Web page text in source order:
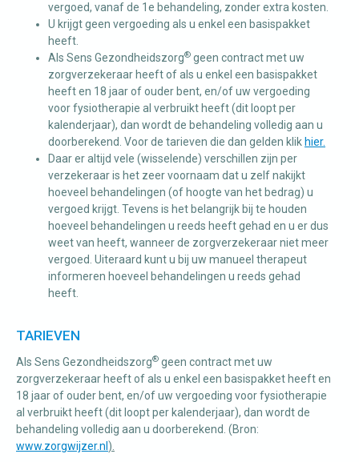
vergoed, vanaf de 1e behandeling, zonder extra kosten.
U krijgt geen vergoeding als u enkel een basispakket
heeft.
Als Sens Gezondheidszorg® geen contract met uw
zorgverzekeraar heeft of als u enkel een basispakket
heeft en 18 jaar of ouder bent, en/of uw vergoeding
voor fysiotherapie al verbruikt heeft (dit loopt per
kalenderjaar), dan wordt de behandeling volledig aan u
doorberekend. Voor de tarieven die dan gelden klik hier.
Daar er altijd vele (wisselende) verschillen zijn per
verzekeraar is het zeer voornaam dat u zelf nakijkt
hoeveel behandelingen (of hoogte van het bedrag) u
vergoed krijgt. Tevens is het belangrijk bij te houden
hoeveel behandelingen u reeds heeft gehad en u er dus
weet van heeft, wanneer de zorgverzekeraar niet meer
vergoed. Uiteraard kunt u bij uw manueel therapeut
informeren hoeveel behandelingen u reeds gehad
heeft.
TARIEVEN
Als Sens Gezondheidszorg® geen contract met uw
zorgverzekeraar heeft of als u enkel een basispakket heeft en
18 jaar of ouder bent, en/of uw vergoeding voor fysiotherapie
al verbruikt heeft (dit loopt per kalenderjaar), dan wordt de
behandeling volledig aan u doorberekend. (Bron:
www.zorgwijzer.nl ).